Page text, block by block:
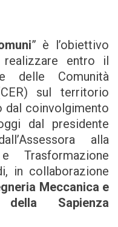
” è l’obiettivo
entro il
delle Comunità
sul territorio
dal coinvolgimento
dal presidente
alla
Trasformazione
in collaborazione
Meccanica e
della Sapienza